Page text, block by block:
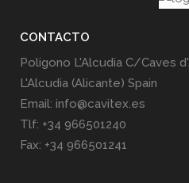
CONTACTO
Poligono L'Alcudia C/Caves
L'Alcudia (Alicante) Spain
Email: info@cavitex.es
Tlf: +34 966501240
Fax: +34 966501241